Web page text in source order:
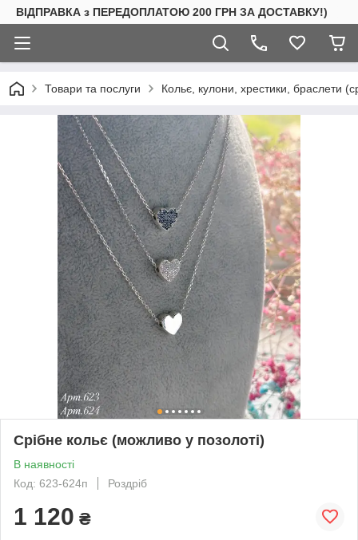
ВІДПРАВКА з ПЕРЕДОПЛАТОЮ 200 ГРН ЗА ДОСТАВКУ!)
Товари та послуги Кольє, кулони, хрестики, браслети
Срібне кольє (можливо у позолоті)
В наявності
Код: 623-624п
Роздріб
1 120 ₴